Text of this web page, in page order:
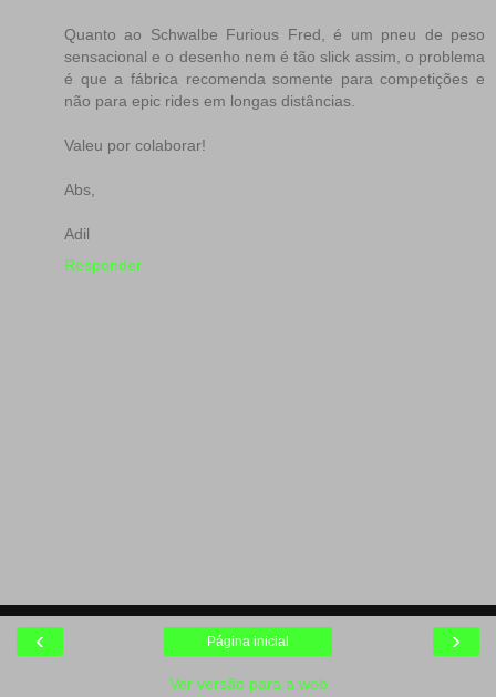
Quanto ao Schwalbe Furious Fred, é um pneu de peso
sensacional e o desenho nem é tão slick assim, o problema
é que a fábrica recomenda somente para competições e
não para epic rides em longas distâncias.
Valeu por colaborar!
Abs,
Adil
Responder
‹ ›
Página inicial
Ver versão para a web